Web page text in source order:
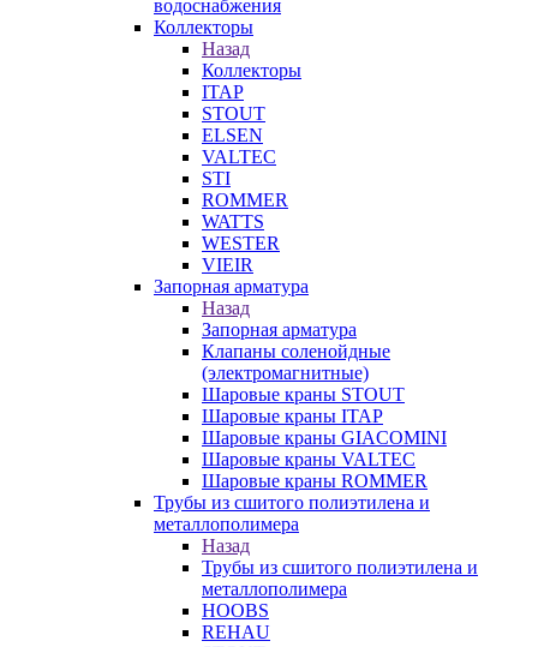
водоснабжения
Коллекторы
Назад
Коллекторы
ITAP
STOUT
ELSEN
VALTEC
STI
ROMMER
WATTS
WESTER
VIEIR
Запорная арматура
Назад
Запорная арматура
Клапаны соленойдные
(электромагнитные)
Шаровые краны STOUT
Шаровые краны ITAP
Шаровые краны GIACOMINI
Шаровые краны VALTEC
Шаровые краны ROMMER
Трубы из сшитого полиэтилена и
металлополимера
Назад
Трубы из сшитого полиэтилена и
металлополимера
HOOBS
REHAU